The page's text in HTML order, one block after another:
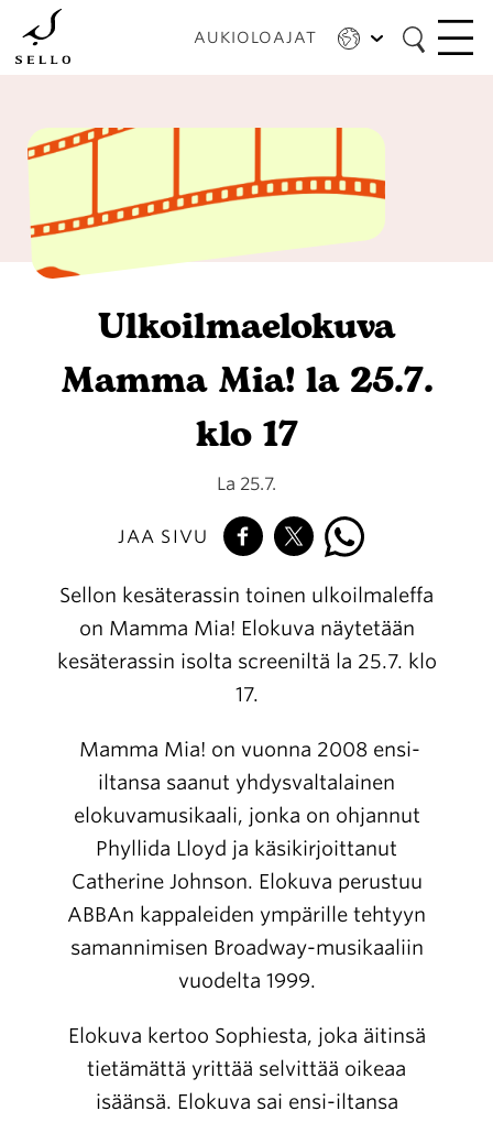
Hyppää
pääsisältöön
AUKIOLOAJAT
Ulkoilmaelokuva
Mamma Mia! la 25.7.
klo 17
La 25.7.
JAA SIVU
Sellon kesäterassin toinen ulkoilmaleffa
on Mamma Mia! Elokuva näytetään
kesäterassin isolta screeniltä la 25.7. klo
17.
Mamma Mia! on vuonna 2008 ensi-
iltansa saanut yhdysvaltalainen
elokuvamusikaali, jonka on ohjannut
Phyllida Lloyd ja käsikirjoittanut
Catherine Johnson. Elokuva perustuu
ABBAn kappaleiden ympärille tehtyyn
samannimisen Broadway-musikaaliin
vuodelta 1999.
Elokuva kertoo Sophiesta, joka äitinsä
tietämättä yrittää selvittää oikeaa
isäänsä. Elokuva sai ensi-iltansa